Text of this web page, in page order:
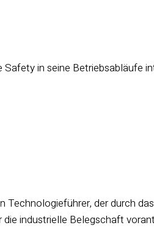
in seine Betriebsabläufe
Technologieführer, der durch
industrielle Belegschaft